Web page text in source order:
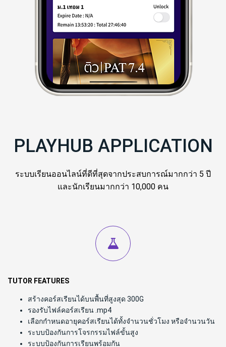
PLAYHUB APPLICATION
ระบบเรียนออนไลน์ที่ดีที่สุดจากประสบการณ์มากกว่า 5 ปี
และนักเรียนมากกว่า 10,000 คน
TUTOR FEATURES
สร้างคอร์สเรียนได้บนพื้นที่สูงสุด 300G
รองรับไฟล์คอร์สเรียน .mp4
เลือกกำหนดอายุคอร์สเรียนได้ทั้งจำนวนชั่วโมง หรือจำนวนวัน
ระบบป้องกันการโจรกรรมไฟล์ขั้นสูง
ระบบป้องกันการเรียนพร้อมกัน